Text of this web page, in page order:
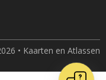
• Kaarten en Atlassen